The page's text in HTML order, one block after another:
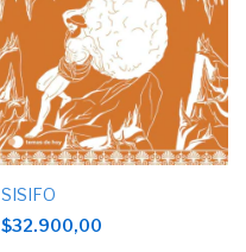
SISIFO
$32.900,00